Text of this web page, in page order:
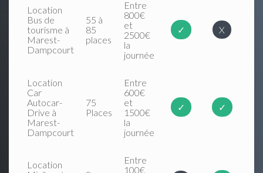
Location
Bus de
tourisme à
Marest-
Dampcourt
55 à
85
places
Entre
800€
et
2500€
la
journée
✓ X
Location
Car
Autocar-
Drive à
Marest-
Dampcourt
75
Places
Entre
600€
et
1500€
la
journée
✓ ✓
Location
Entre
100€